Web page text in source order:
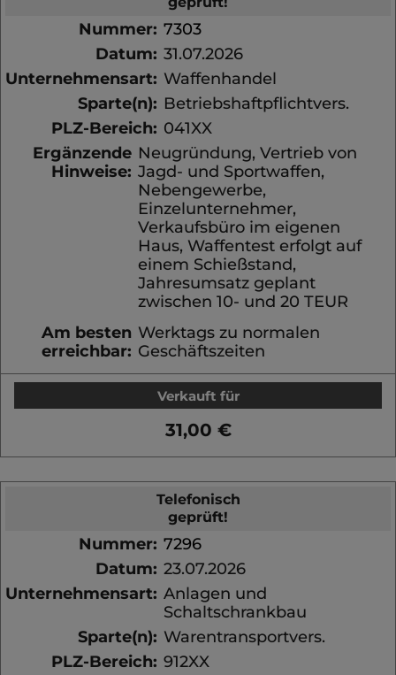
Nummer: 7303
Datum: 31.07.2026
Unternehmensart: Waffenhandel
Sparte(n): Betriebshaftpflichtvers.
PLZ-Bereich: 041XX
Ergänzende
Hinweise:
Neugründung, Vertrieb von
Jagd- und Sportwaffen,
Nebengewerbe,
Einzelunternehmer,
Verkaufsbüro im eigenen
Haus, Waffentest erfolgt auf
einem Schießstand,
Jahresumsatz geplant
zwischen 10- und 20 TEUR
Am besten
erreichbar:
Werktags zu normalen
Geschäftszeiten
Verkauft für
31,00 €
Telefonisch
geprüft!
Nummer: 7296
Datum: 23.07.2026
Unternehmensart: Anlagen und
Schaltschrankbau
Sparte(n): Warentransportvers.
PLZ-Bereich: 912XX